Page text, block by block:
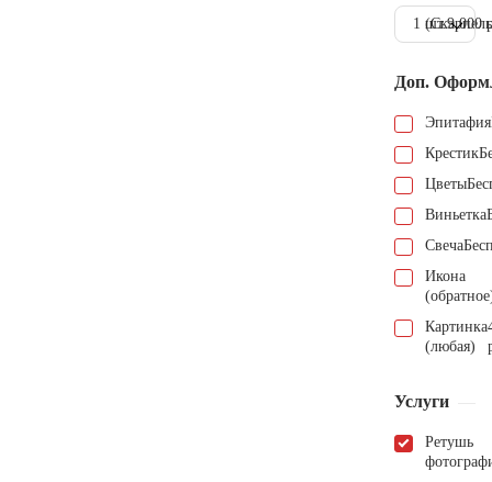
1 шт.9.000
Доп.
Эпитафия
Крестик
Цветы
Виньетка
Свеча
Икона
Картинка
(любая)
Услуги
Ретушь